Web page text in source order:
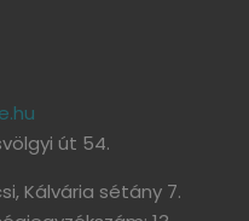
út 54.
Kálvária sétány 7.